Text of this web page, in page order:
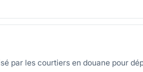
par les courtiers en douane pour